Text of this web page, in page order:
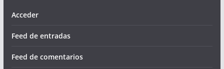
Acceder
Feed de entradas
Feed de comentarios